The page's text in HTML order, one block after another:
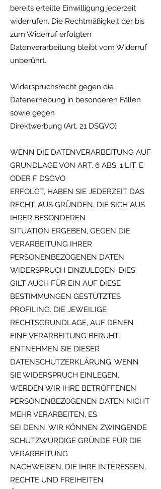
bereits erteilte Einwilligung jederzeit
widerrufen. Die Rechtmäßigkeit der bis
zum Widerruf erfolgten
Datenverarbeitung bleibt vom Widerruf
unberührt.
Widerspruchsrecht gegen die
Datenerhebung in besonderen Fällen
sowie gegen
Direktwerbung (Art. 21 DSGVO)
WENN DIE DATENVERARBEITUNG AUF
GRUNDLAGE VON ART. 6 ABS. 1 LIT. E
ODER F DSGVO
ERFOLGT, HABEN SIE JEDERZEIT DAS
RECHT, AUS GRÜNDEN, DIE SICH AUS
IHRER BESONDEREN
SITUATION ERGEBEN, GEGEN DIE
VERARBEITUNG IHRER
PERSONENBEZOGENEN DATEN
WIDERSPRUCH EINZULEGEN; DIES
GILT AUCH FÜR EIN AUF DIESE
BESTIMMUNGEN GESTÜTZTES
PROFILING. DIE JEWEILIGE
RECHTSGRUNDLAGE, AUF DENEN
EINE VERARBEITUNG BERUHT,
ENTNEHMEN SIE DIESER
DATENSCHUTZERKLÄRUNG. WENN
SIE WIDERSPRUCH EINLEGEN,
WERDEN WIR IHRE BETROFFENEN
PERSONENBEZOGENEN DATEN NICHT
MEHR VERARBEITEN, ES
SEI DENN, WIR KÖNNEN ZWINGENDE
SCHUTZWÜRDIGE GRÜNDE FÜR DIE
VERARBEITUNG
NACHWEISEN, DIE IHRE INTERESSEN,
RECHTE UND FREIHEITEN